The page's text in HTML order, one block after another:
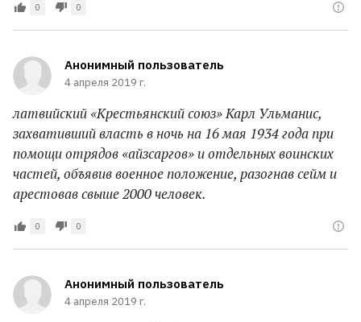
0 0
Анонимный пользователь
4 апреля 2019 г.
латвийский «Крестьянский союз» Карл Ульманис,
захвативший власть в ночь на 16 мая 1934 года при
помощи отрядов «айзсаргов» и отдельных воинских
частей, объявив военное положение, разогнав сейм и
арестовав свыше 2000 человек.
0 0
Анонимный пользователь
4 апреля 2019 г.